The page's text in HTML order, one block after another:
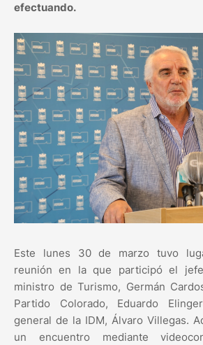
efectuando.
Este lunes 30 de marzo tuvo
reunión en la que participó el
ministro de Turismo, Germán
Partido Colorado, Eduardo
general de la IDM, Álvaro Villegas.
un encuentro mediante